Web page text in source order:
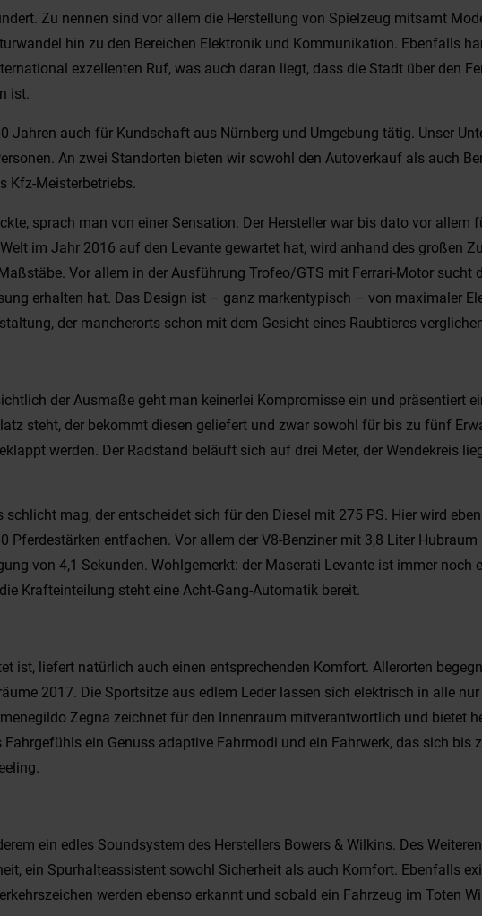
Zu nennen sind vor allem die Herstellung von Spielzeug mitsamt
hin zu den Bereichen Elektronik und Kommunikation. Ebenfalls
exzellenten Ruf, was auch daran liegt, dass die Stadt über den
ist.
Jahren auch für Kundschaft aus Nürnberg und Umgebung tätig. Unser
An zwei Standorten bieten wir sowohl den Autoverkauf als auch
Kfz-Meisterbetriebs.
sprach man von einer Sensation. Der Hersteller war bis dato vor
im Jahr 2016 auf den Levante gewartet hat, wird anhand des großen
Vor allem in der Ausführung Trofeo/GTS mit Ferrari-Motor
erhalten hat. Das Design ist – ganz markentypisch – von maximaler
der mancherorts schon mit dem Gesicht eines Raubtieres
der Ausmaße geht man keinerlei Kompromisse ein und präsentiert
steht, der bekommt diesen geliefert und zwar sowohl für bis zu fünf
werden. Der Radstand beläuft sich auf drei Meter, der Wendekreis
mag, der entscheidet sich für den Diesel mit 275 PS. Hier wird
entfachen. Vor allem der V8-Benziner mit 3,8 Liter
von 4,1 Sekunden. Wohlgemerkt: der Maserati Levante ist immer noch
Krafteinteilung steht eine Acht-Gang-Automatik bereit.
ist, liefert natürlich auch einen entsprechenden Komfort. Allerorten
2017. Die Sportsitze aus edlem Leder lassen sich elektrisch in alle
Zegna zeichnet für den Innenraum mitverantwortlich und bietet
ein Genuss adaptive Fahrmodi und ein Fahrwerk, das sich bis
ein edles Soundsystem des Herstellers Bowers & Wilkins. Des
ein Spurhalteassistent sowohl Sicherheit als auch Komfort. Ebenfalls
werden ebenso erkannt und sobald ein Fahrzeug im Toten